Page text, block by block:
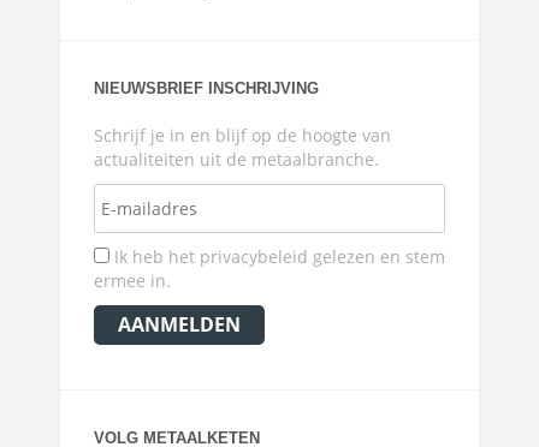
NIEUWSBRIEF INSCHRIJVING
Schrijf je in en blijf op de hoogte van
actualiteiten uit de metaalbranche.
Ik heb het privacybeleid gelezen en stem
ermee in.
VOLG METAALKETEN